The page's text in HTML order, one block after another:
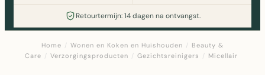
Retourtermijn: 14 dagen na ontvangst.
Home / Wonen en Koken en Huishouden / Beauty &
Care / Verzorgingsproducten / Gezichtsreinigers / Micellair